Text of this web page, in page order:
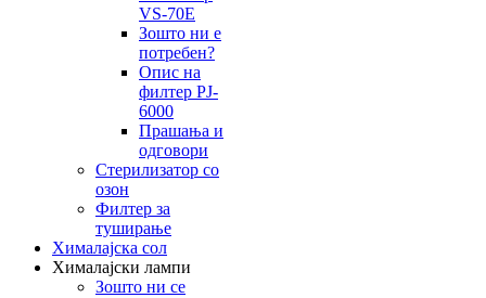
VS-70E
Зошто ни е
потребен?
Опис на
филтер PJ-
6000
Прашања и
одговори
Стерилизатор со
озон
Филтер за
туширање
Хималајска сол
Хималајски лампи
Зошто ни се